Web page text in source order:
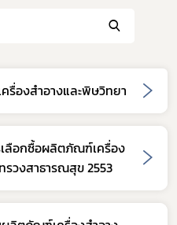
องสำอางและพิษวิทยา
ลือกซื้อผลิตภัณฑ์เครื่อง
รวงสาธารณสุข 2553